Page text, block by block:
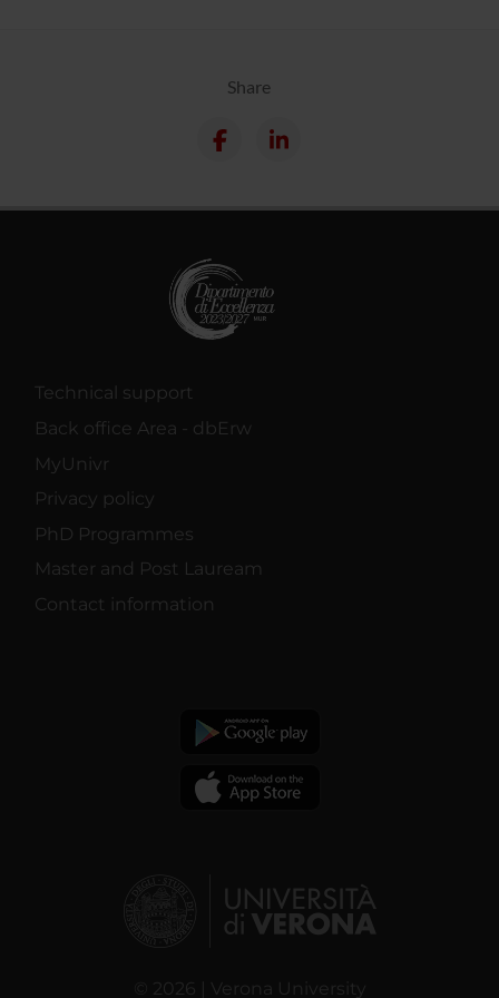
Share
Technical support
Back office Area - dbErw
MyUnivr
Privacy policy
PhD Programmes
Master and Post Lauream
Contact information
© 2026 | Verona University